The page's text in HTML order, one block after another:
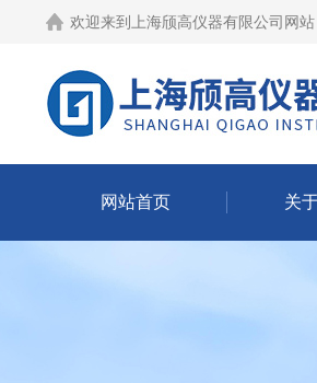
欢迎来到 上海颀高仪器有限公司网站
网站首页 关